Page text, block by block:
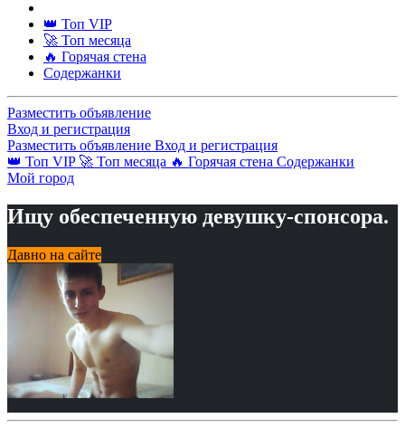
👑 Топ VIP
🚀 Топ месяца
🔥 Горячая стена
Содержанки
Разместить объявление
Вход и регистрация
Разместить объявление Вход и регистрация
👑 Топ VIP 🚀 Топ месяца 🔥 Горячая стена Содержанки
Мой город
Ищу обеспеченную девушку-спонсора.
Давно на сайте